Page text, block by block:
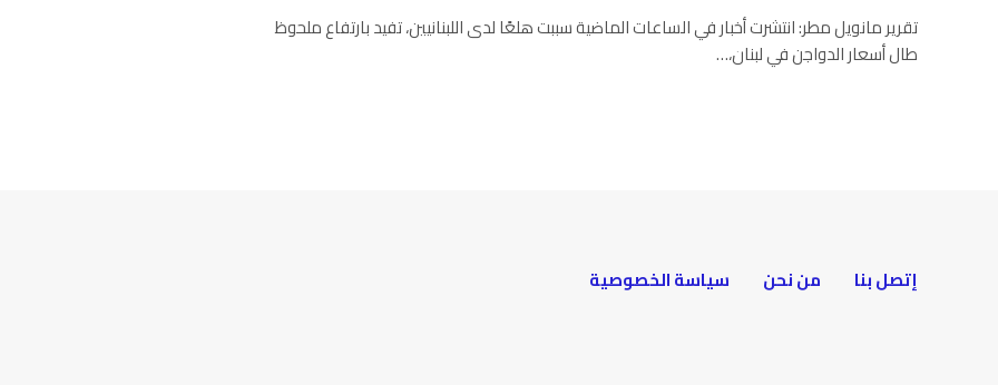
تقرير مانويل مطر: انتشرت أخبار في الساعات الماضية سببت هلعًا لدى اللبنانيين، تفيد بارتفاع ملحوظ
طال أسعار الدواجن في لبنان،…
إتصل بنا من نحن سياسة الخصوصية